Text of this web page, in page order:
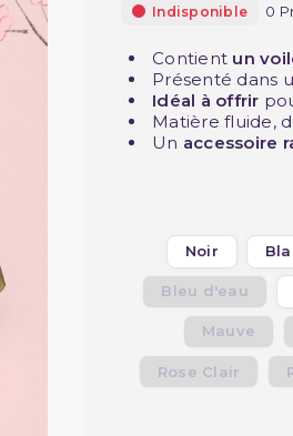
Indisponible 0
Contient un
Présenté dans
Idéal à offrir
Matière fluide,
Un accessoire
Noir
Bleu d'eau
Mauve
Rose Clair